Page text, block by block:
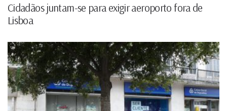
Cidadãos juntam-se para exigir aeroporto fora de
Lisboa